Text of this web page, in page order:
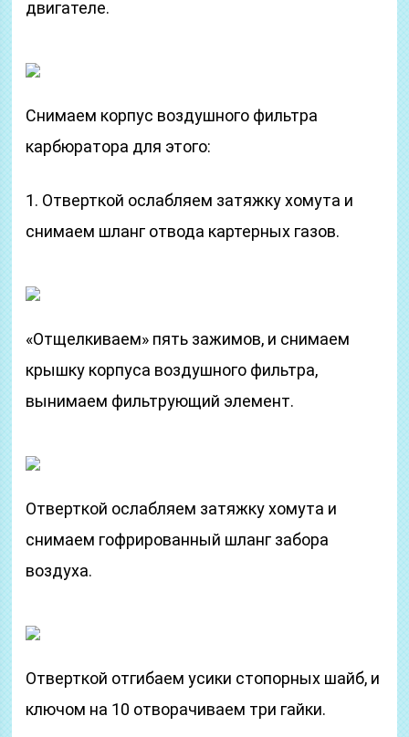
двигателе.
Снимаем корпус воздушного фильтра
карбюратора для этого:
1. Отверткой ослабляем затяжку хомута и
снимаем шланг отвода картерных газов.
«Отщелкиваем» пять зажимов, и снимаем
крышку корпуса воздушного фильтра,
вынимаем фильтрующий элемент.
Отверткой ослабляем затяжку хомута и
снимаем гофрированный шланг забора
воздуха.
Отверткой отгибаем усики стопорных шайб, и
ключом на 10 отворачиваем три гайки.